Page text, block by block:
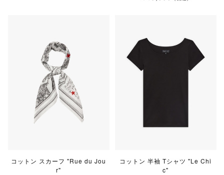
コットン スカーフ "Rue du Jou
r"
コットン 半袖 Tシャツ "Le Chi
c"